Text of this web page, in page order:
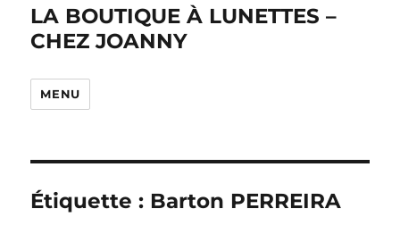
LA BOUTIQUE À LUNETTES –
CHEZ JOANNY
MENU
Étiquette : Barton PERREIRA